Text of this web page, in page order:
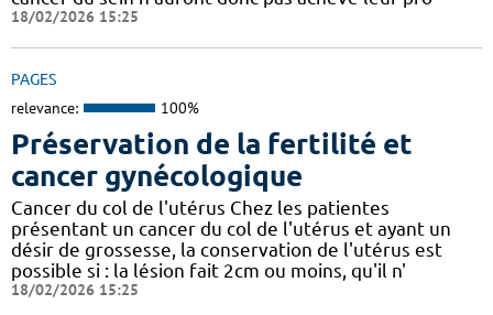
18/02/2026 15:25
PAGES
relevance: 100%
Préservation de la fertilité et
cancer gynécologique
Cancer du col de l'utérus Chez les patientes
présentant un cancer du col de l'utérus et ayant un
désir de grossesse, la conservation de l'utérus est
possible si : la lésion fait 2cm ou moins, qu'il n'
18/02/2026 15:25